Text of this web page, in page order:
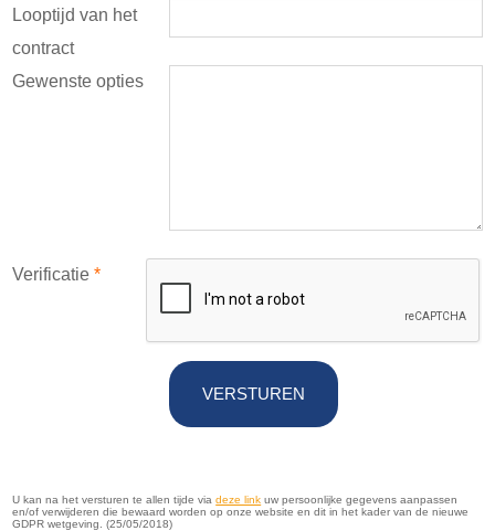
Looptijd van het
contract
Gewenste opties
Verificatie*
VERSTUREN
U kan na het versturen te allen tijde viadeze link uw persoonlijke gegevens aanpassen
en/of verwijderen die bewaard worden op onze website en dit in het kader van de nieuwe
GDPR wetgeving. (25/05/2018)